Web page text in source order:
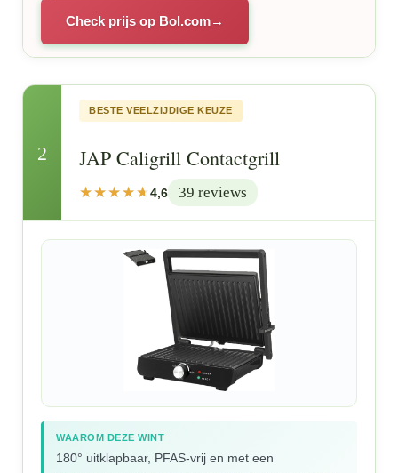
Check prijs op Bol.com
2
BESTE VEELZIJDIGE KEUZE
JAP Caligrill Contactgrill
4,6 39 reviews
WAAROM DEZE WINT
180° uitklapbaar, PFAS-vrij en met een